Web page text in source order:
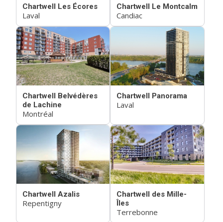
Chartwell Les Écores
Laval
Chartwell Le Montcalm
Candiac
Chartwell Belvédères
de Lachine
Montréal
Chartwell Panorama
Laval
Chartwell Azalis
Repentigny
Chartwell des Mille-
Îles
Terrebonne